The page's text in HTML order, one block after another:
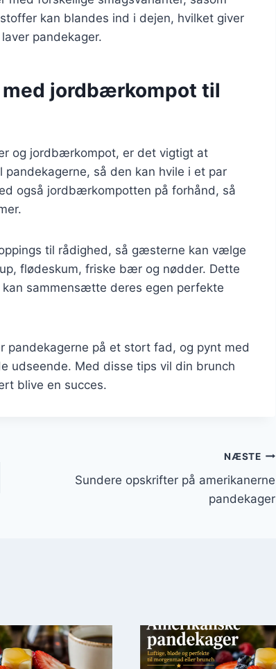
kan blandes ind i dejen, hvilket giver
pandekager.
jordbærkompot til
og jordbærkompot, er det vigtigt at
så den kan hvile i et par
også jordbærkompotten på forhånd, så
til rådighed, så gæsterne kan vælge
flødeskum, friske bær og nødder. Dette
sammensætte deres egen perfekte
på et stort fad, og pynt med
udseende. Med disse tips vil din brunch
blive en succes.
NÆSTE
Sundere opskrifter på amerikanerne
pandekager